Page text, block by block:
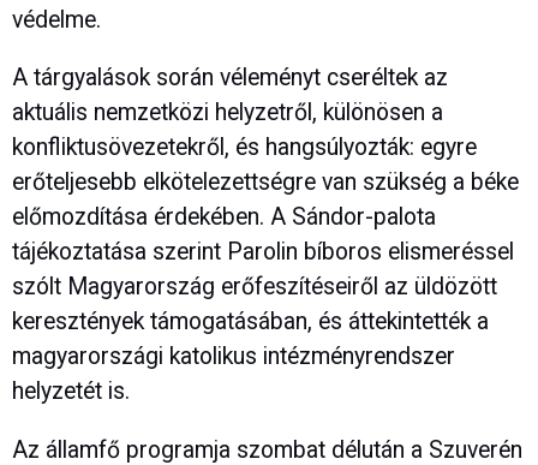
védelme.
A tárgyalások során véleményt cseréltek az
aktuális nemzetközi helyzetről, különösen a
konfliktusövezetekről, és hangsúlyozták: egyre
erőteljesebb elkötelezettségre van szükség a béke
előmozdítása érdekében. A Sándor-palota
tájékoztatása szerint Parolin bíboros elismeréssel
szólt Magyarország erőfeszítéseiről az üldözött
keresztények támogatásában, és áttekintették a
magyarországi katolikus intézményrendszer
helyzetét is.
Az államfő programja szombat délután a Szuverén